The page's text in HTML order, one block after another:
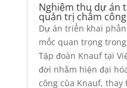
Nghiệm thu dự án
quản trị chấm
Dự án triển khai
mốc quan trọng
Tập đoàn Knauf tại
đời nhằm hiện đại
công của Knauf, thay